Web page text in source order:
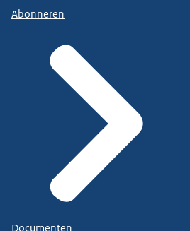
Abonneren